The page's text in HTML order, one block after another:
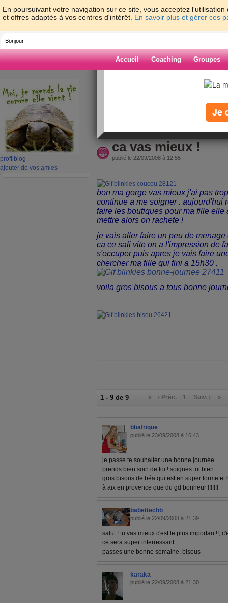
En poursuivant votre navigation sur ce site, vous acceptez
et offres adaptés à vos centres d'intérêt. En savoir plus et gérer ces
Bonjour !
Accueil Coaching Groupes
profil blog
ajouter de vos amies
> ca vas
ca vas mieux !
publié le 22/09/2008 à 12:55
bon ma gorge vas mieux j'ai pas
continue a me soigner . aujourd'hui
faire les boutiques pour ma fille elle
mettre alors on rachete !
je vais aller faire un peu de menage
ca ce sali vite on a l'impression de
s'occuper puis apres je vais faire
chercher ma fille qui fini a 15h30 .
voila gros bisous a tous bonne
1 - 9 de 9 « ‹ Préc. 1 Suiv. › »
bbafrique
publié le 23/09/2008 à 16:43
je passe te souhaiter une bonne journée
prends bien soin de toi ! soignes toi bien
gros bisous de béa qui est en super forme
à aix en provence que du gd bonheur !!!!!!!
babettechb
publié le 22/09/2008 à 21:39
salut ! tu vas mieux c'est le plus important!!,
ce sera super interressant
passes une bonne semaine, bisous
karaka
publié le 22/09/2008 à 21:30
Je